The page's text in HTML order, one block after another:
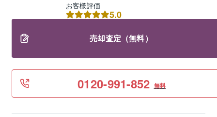
お客様評価
5.0
売却査定（無料）
0120-991-852 無料